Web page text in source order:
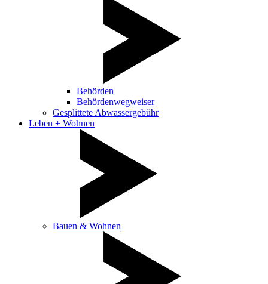
Behörden
Behördenwegweiser
Gesplittete Abwassergebühr
Leben + Wohnen
Bauen & Wohnen